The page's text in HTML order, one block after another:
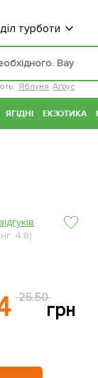
турботи
Яблуня Аґрус
ЯГІДНІ ЕКЗОТИКА
4.8)
25.50
грн